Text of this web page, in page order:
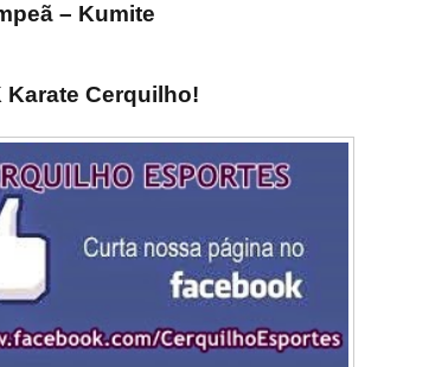
– Kumite
Karate Cerquilho!